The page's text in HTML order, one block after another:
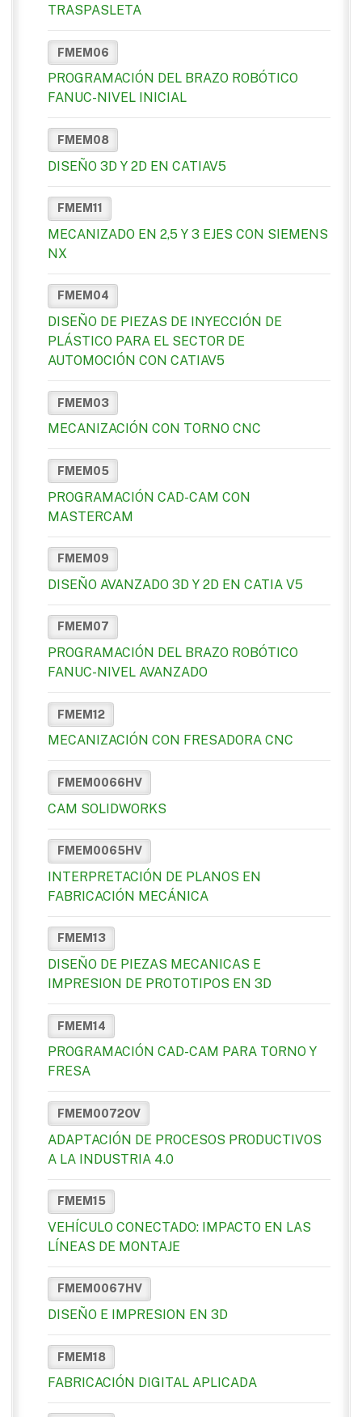
TRASPASLETA
FMEM06
PROGRAMACIÓN DEL BRAZO ROBÓTICO
FANUC-NIVEL INICIAL
FMEM08
DISEÑO 3D Y 2D EN CATIAV5
FMEM11
MECANIZADO EN 2,5 Y 3 EJES CON SIEMENS
NX
FMEM04
DISEÑO DE PIEZAS DE INYECCIÓN DE
PLÁSTICO PARA EL SECTOR DE
AUTOMOCIÓN CON CATIAV5
FMEM03
MECANIZACIÓN CON TORNO CNC
FMEM05
PROGRAMACIÓN CAD-CAM CON
MASTERCAM
FMEM09
DISEÑO AVANZADO 3D Y 2D EN CATIA V5
FMEM07
PROGRAMACIÓN DEL BRAZO ROBÓTICO
FANUC-NIVEL AVANZADO
FMEM12
MECANIZACIÓN CON FRESADORA CNC
FMEM0066HV
CAM SOLIDWORKS
FMEM0065HV
INTERPRETACIÓN DE PLANOS EN
FABRICACIÓN MECÁNICA
FMEM13
DISEÑO DE PIEZAS MECANICAS E
IMPRESION DE PROTOTIPOS EN 3D
FMEM14
PROGRAMACIÓN CAD-CAM PARA TORNO Y
FRESA
FMEM0072OV
ADAPTACIÓN DE PROCESOS PRODUCTIVOS
A LA INDUSTRIA 4.0
FMEM15
VEHÍCULO CONECTADO: IMPACTO EN LAS
LÍNEAS DE MONTAJE
FMEM0067HV
DISEÑO E IMPRESION EN 3D
FMEM18
FABRICACIÓN DIGITAL APLICADA